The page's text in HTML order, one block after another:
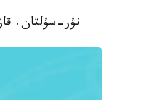
نۇر-سۇلتان.